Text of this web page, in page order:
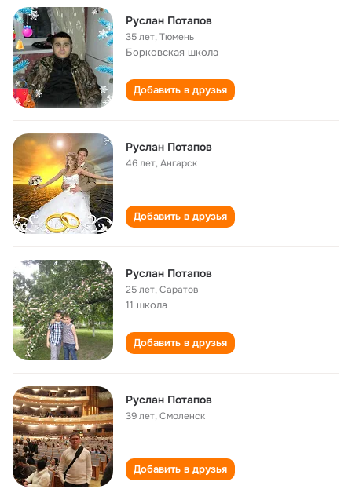
Руслан Потапов
35 лет,Тюмень
Борковская школа
Добавить в друзья
Руслан Потапов
46 лет,Ангарск
Добавить в друзья
Руслан Потапов
25 лет,Саратов
11 школа
Добавить в друзья
Руслан Потапов
39 лет,Смоленск
Добавить в друзья